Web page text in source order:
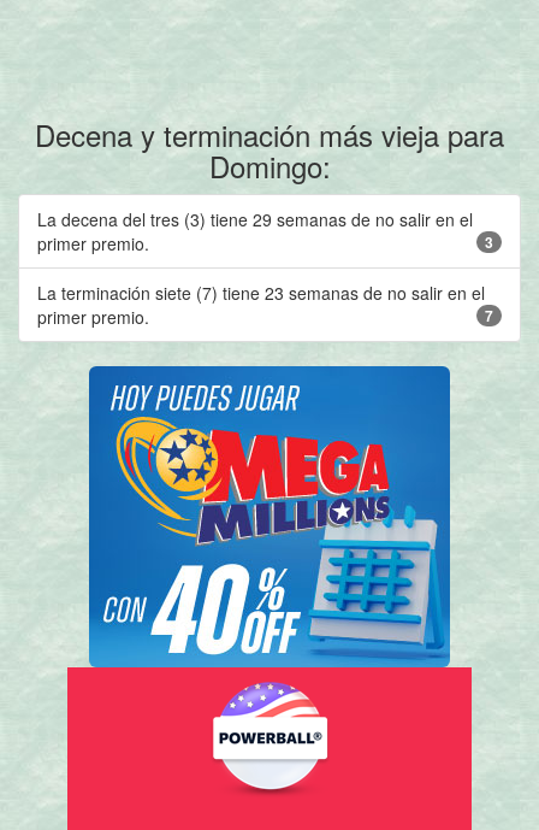
Decena y terminación más vieja para
Domingo:
La decena del tres (3) tiene 29 semanas de no salir en el
primer premio.
3
La terminación siete (7) tiene 23 semanas de no salir en el
primer premio.
7